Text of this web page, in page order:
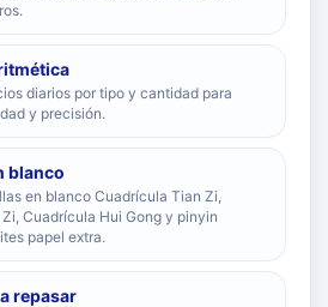
diarios por tipo y cantidad para
y precisión.
blanco
en blanco Cuadrícula Tian Zi,
Cuadrícula Hui Gong y pinyin
papel extra.
repasar